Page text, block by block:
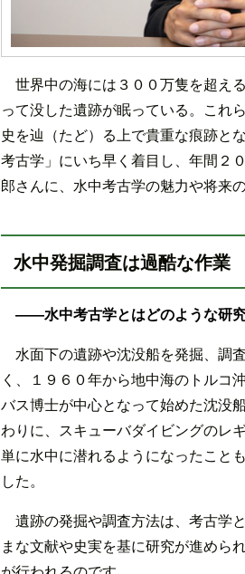
世界中の海には３００万隻を超え
って没した遺跡が眠っている。これ
史を辿（たど）る上で貴重な痕跡と
考古学」にいち早く着目し、年間２
郎さんに、水中考古学の魅力や将来
水中発掘調査は過酷な作
――水中考古学とはどのような研
水面下の遺跡や沈没船を発掘、調
く、１９６０年から地中海のトルコ
バス博士が中心となって始めた沈没
わりに、スキューバダイビングのレ
単に水中に潜れるようになったこと
した。
遺跡の発掘や調査方法は、考古学
まな文献や史実を基に研究が進めら